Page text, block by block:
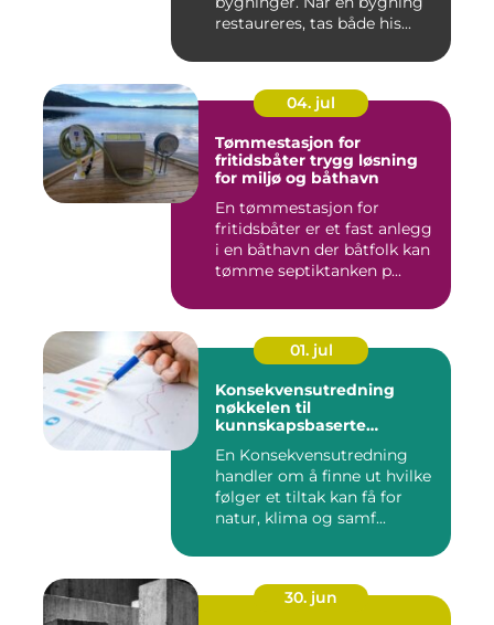
restaureres, tas både his...
04. jul
Tømmestasjon for
fritidsbåter trygg løsning
for miljø og båthavn
En tømmestasjon for
fritidsbåter er et fast anlegg
i en båthavn der båtfolk kan
tømme septiktanken p...
01. jul
Konsekvensutredning
nøkkelen til
kunnskapsbaserte
En Konsekvensutredning
handler om å finne ut hvilke
følger et tiltak kan få for
natur, klima og samf...
30. jun